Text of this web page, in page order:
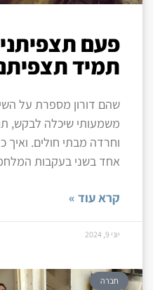
פעם
תמיד
שהם דורון מספרת על
משמעותי שיכלה לבקש,
וחרדה מבתי חולים. ואיך
אחד בשני בעקבות
קרא עוד »
יוני 9, 2024
חברה